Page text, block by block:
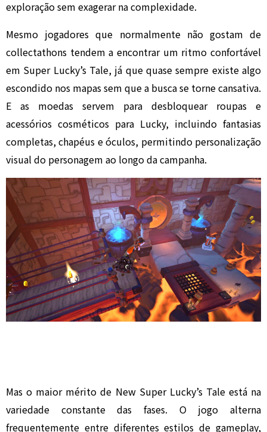
exploração sem exagerar na complexidade.
Mesmo jogadores que normalmente não gostam de
collectathons tendem a encontrar um ritmo confortável
em Super Lucky’s Tale, já que quase sempre existe algo
escondido nos mapas sem que a busca se torne cansativa.
E as moedas servem para desbloquear roupas e
acessórios cosméticos para Lucky, incluindo fantasias
completas, chapéus e óculos, permitindo personalização
visual do personagem ao longo da campanha.
Mas o maior mérito de New Super Lucky’s Tale está na
variedade constante das fases. O jogo alterna
frequentemente entre diferentes estilos de gameplay,